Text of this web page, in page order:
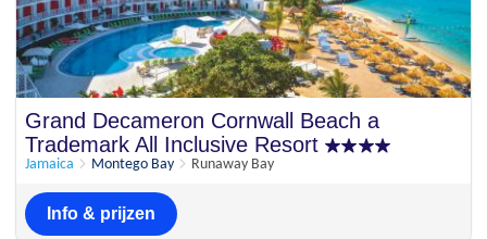
Grand Decameron Cornwall Beach a
Trademark All Inclusive Resort
Jamaica Montego Bay Runaway Bay
Info & prijzen